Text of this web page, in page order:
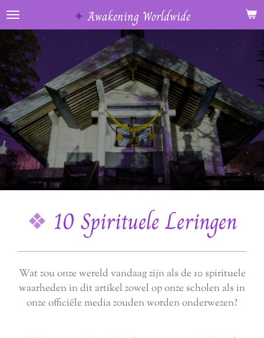
Ga
direct
naar
de
hoofdinhoud
✦ Awakening Worldwide
❖ 10 Spirituele Leringen
Wat zou onze wereld vandaag zijn als de 10 spirituele
waarheden in dit artikel zowel op onze scholen als in
onze officiële media zouden worden onderwezen?